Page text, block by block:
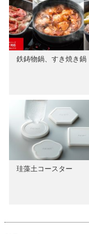
鉄鋳物鍋、すき焼き鍋
珪藻土コースター